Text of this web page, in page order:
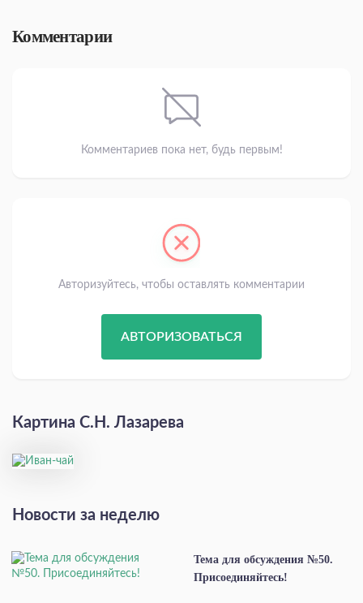
Комментарии
Комментариев пока нет, будь первым!
Авторизуйтесь, чтобы оставлять комментарии
АВТОРИЗОВАТЬСЯ
Картина С.Н. Лазарева
Новости за неделю
Тема для обсуждения №50.
Присоединяйтесь!